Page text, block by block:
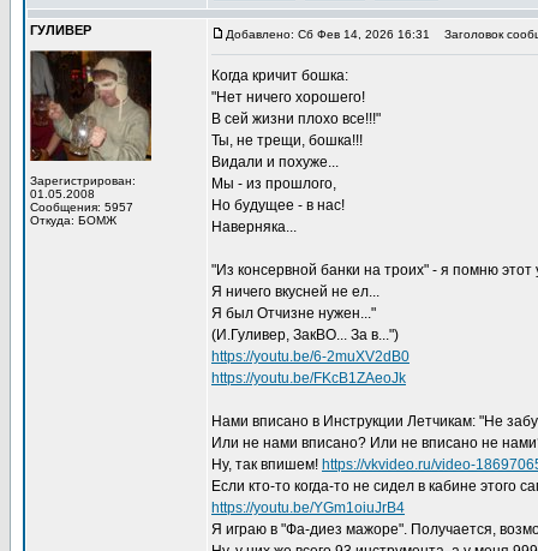
ГУЛИВЕР
Зарегистрирован:
01.05.2008
Сообщения: 5957
Откуда: БОМЖ
Добавлено: Сб Фев 14, 2026 16:31 Заголовок
Когда кричит бошка:
"Нет ничего хорошего!
В сей жизни плохо все!!!"
Ты, не трещи, бошка!!!
Видали и похуже...
Мы - из прошлого,
Но будущее - в нас!
Наверняка...
"Из консервной банки на троих" - я помню этот
Я ничего вкусней не ел...
Я был Отчизне нужен..."
(И.Гуливер, ЗакВО... За в...")
https://youtu.be/6-2muXV2dB0
https://youtu.be/FKcB1ZAeoJk
Нами вписано в Инструкции Летчикам: "Не
Или не нами вписано? Или не вписано не
Ну, так впишем! https://vkvideo.ru/video-
Если кто-то когда-то не сидел в кабине этого
https://youtu.be/YGm1oiuJrB4
Я играю в "Фа-диез мажоре". Получается,